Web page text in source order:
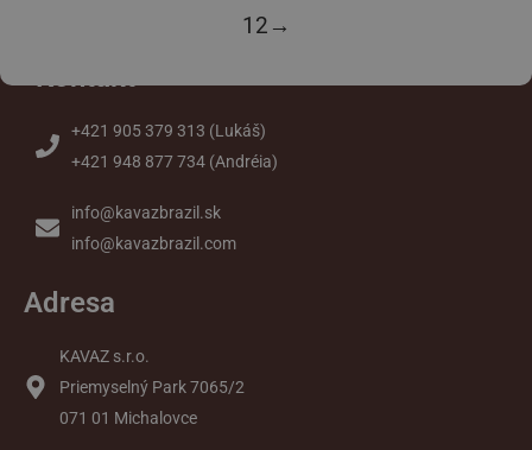
1 2 →
+421 905 379 313 (Lukáš)
+421 948 877 734 (Andréia)
info@kavazbrazil.sk
info@kavazbrazil.com
Adresa
KAVAZ s.r.o.
Priemyselný Park 7065/2
071 01 Michalovce